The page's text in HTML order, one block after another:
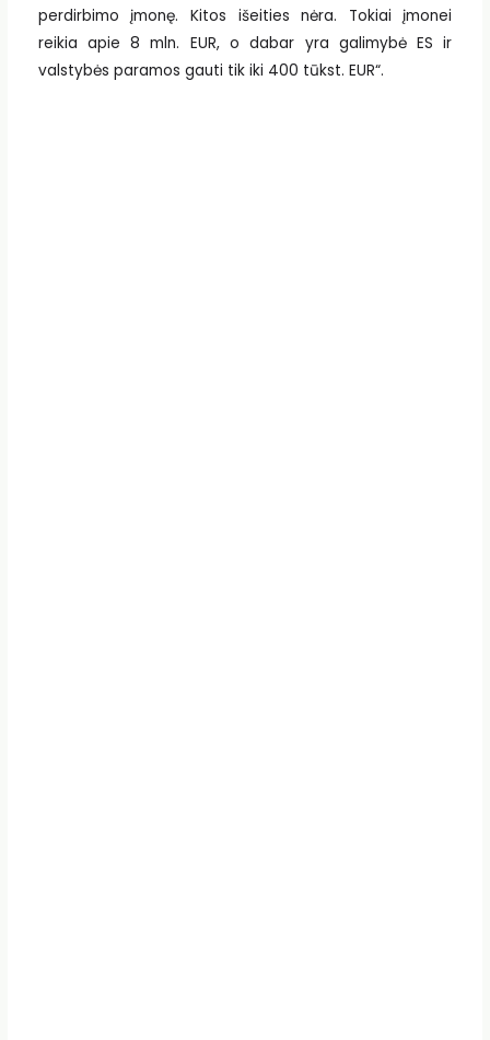
perdirbimo įmonę. Kitos išeities nėra. Tokiai įmonei
reikia apie 8 mln. EUR, o dabar yra galimybė ES ir
valstybės paramos gauti tik iki 400 tūkst. EUR“.